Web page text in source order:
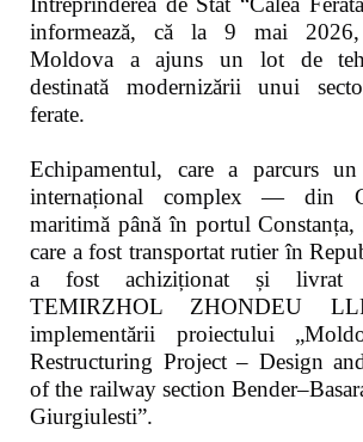
informează, că la 9 mai
Moldova a ajuns un lot de
destinată modernizării unui
ferate.
Echipamentul, care a parcurs
internațional complex — din
maritimă până în portul Constanța,
care a fost transportat rutier în
a fost achiziționat și livrat
TEMIRZHOL ZHONDEU
implementării proiectului
Restructuring Project – Design
of the railway section
Giurgiulesti”.